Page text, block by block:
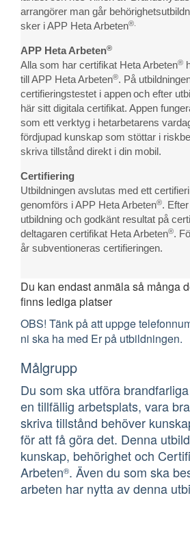
arrangörer man går
sker i APP Heta Arbeten®.
APP Heta Arbeten®
Alla som har certifikat Heta Arbeten®
till APP Heta Arbeten®. På
certifieringstestet i appenoch efter
här sitt digitala certifikat. Appen
som ett verktyg i hetarbetarens
fördjupad kunskap som stöttar i
skriva tillstånd direkt i din mobil.
Certifiering
Utbildningen avslutas med ett
genomförs i APP Heta Arbeten®.
utbildning och godkänt resultat på
deltagaren certifikat Heta Arbeten®.
år subventioneras certifieringen.
Du kan endast anmäla så många
finns lediga platser
OBS! Tänk på att uppge
ni ska ha med Er på utbildningen.
Målgrupp
Du som ska utföra
en tillfällig arbetsplats, vara
skriva tillstånd behöver
för att få göra det. Denna
kunskap, behörighet och
Arbeten®. Även du som ska
arbeten har nytta av denna